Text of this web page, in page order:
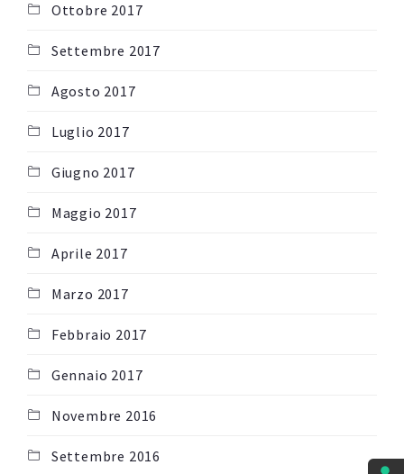
Ottobre 2017
Settembre 2017
Agosto 2017
Luglio 2017
Giugno 2017
Maggio 2017
Aprile 2017
Marzo 2017
Febbraio 2017
Gennaio 2017
Novembre 2016
Settembre 2016